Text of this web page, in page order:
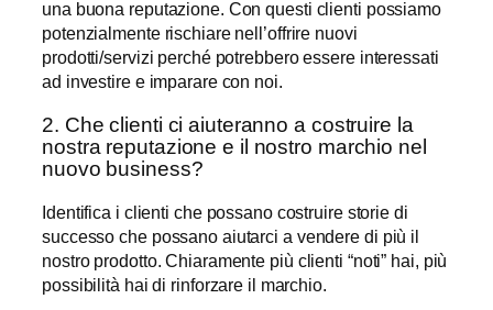
una buona reputazione. Con questi clienti possiamo
potenzialmente rischiare nell’offrire nuovi
prodotti/servizi perché potrebbero essere interessati
ad investire e imparare con noi.
2. Che clienti ci aiuteranno a costruire la
nostra reputazione e il nostro marchio nel
nuovo business?
Identifica i clienti che possano costruire storie di
successo che possano aiutarci a vendere di più il
nostro prodotto. Chiaramente più clienti “noti” hai, più
possibilità hai di rinforzare il marchio.